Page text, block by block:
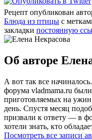
Рецепт опубликован
Блюда из птицы с
закладки постоянную
Об авторе
А вот так все
форума vladmama.ru
приготовляемых на
день. Спустя месяц
призвали к ответу — в
хотели знать, кто
Посмотреть все записи